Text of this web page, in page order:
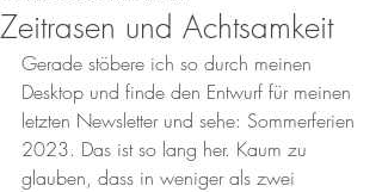
Zeitrasen und Achtsamkeit
Gerade stöbere ich so durch meinen
Desktop und finde den Entwurf für meinen
letzten Newsletter und sehe: Sommerferien
2023. Das ist so lang her. Kaum zu
glauben, dass in weniger als zwei